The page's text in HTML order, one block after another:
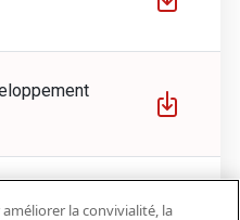
la convivialité, la